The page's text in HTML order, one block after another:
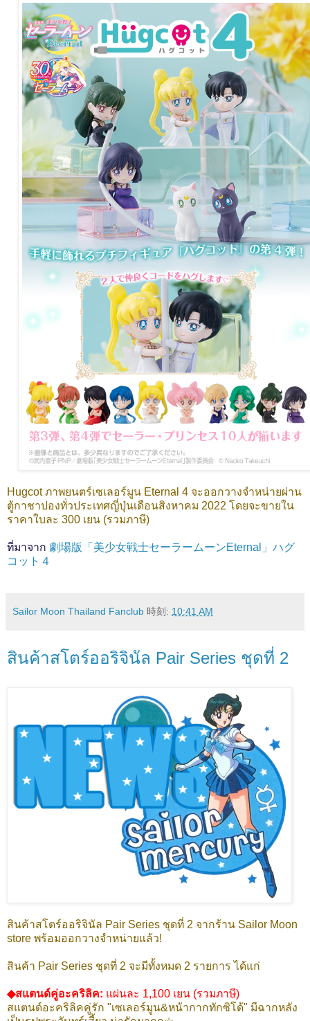
Hugcot ภาพยนตร์เซเลอร์มูน Eternal 4 จะออกวางจำหน่ายผ่าน
ตู้กาชาปองทั่วประเทศญี่ปุ่นเดือนสิงหาคม 2022 โดยจะขายใน
ราคาใบละ 300 เยน (รวมภาษี)
ที่มาจาก 劇場版「美少女戦士セーラームーンEternal」ハグ
コット４
Sailor Moon Thailand Fanclub 時刻: 10:41 AM
สินค้าสโตร์ออริจินัล Pair Series ชุดที่ 2
สินค้าสโตร์ออริจินัล Pair Series ชุดที่ 2 จากร้าน Sailor Moon
store พร้อมออกวางจำหน่ายแล้ว!
สินค้า Pair Series ชุดที่ 2 จะมีทั้งหมด 2 รายการ ได้แก่
◆สแตนด์คู่อะคริลิค: แผ่นละ 1,100 เยน (รวมภาษี)
สแตนด์อะคริลิคคู่รัก "เซเลอร์มูน&หน้ากากทักซิโด้" มีฉากหลัง